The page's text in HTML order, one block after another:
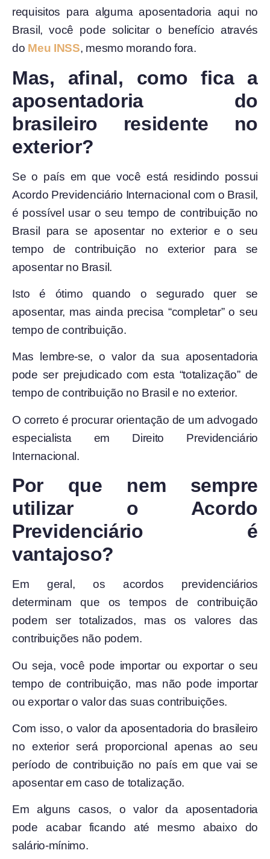
requisitos para alguma aposentadoria aqui no
Brasil, você pode solicitar o benefício através
do Meu INSS, mesmo morando fora.
Mas, afinal, como fica a
aposentadoria do
brasileiro residente no
exterior?
Se o país em que você está residindo possui
Acordo Previdenciário Internacional com o Brasil,
é possível usar o seu tempo de contribuição no
Brasil para se aposentar no exterior e o seu
tempo de contribuição no exterior para se
aposentar no Brasil.
Isto é ótimo quando o segurado quer se
aposentar, mas ainda precisa “completar” o seu
tempo de contribuição.
Mas lembre-se, o valor da sua aposentadoria
pode ser prejudicado com esta “totalização” de
tempo de contribuição no Brasil e no exterior.
O correto é procurar orientação de um advogado
especialista em Direito Previdenciário
Internacional.
Por que nem sempre
utilizar o Acordo
Previdenciário é
vantajoso?
Em geral, os acordos previdenciários
determinam que os tempos de contribuição
podem ser totalizados, mas os valores das
contribuições não podem.
Ou seja, você pode importar ou exportar o seu
tempo de contribuição, mas não pode importar
ou exportar o valor das suas contribuições.
Com isso, o valor da aposentadoria do brasileiro
no exterior será proporcional apenas ao seu
período de contribuição no país em que vai se
aposentar em caso de totalização.
Em alguns casos, o valor da aposentadoria
pode acabar ficando até mesmo abaixo do
salário-mínimo.